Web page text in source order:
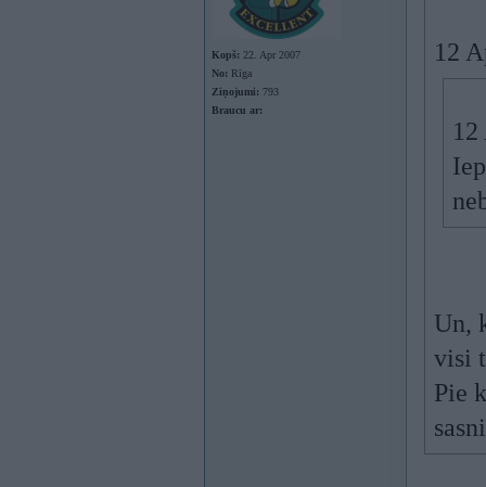
Kopš: 22. Apr 2007
No: Rīga
Ziņojumi: 793
Braucu ar:
12
Un,
visi
Pie